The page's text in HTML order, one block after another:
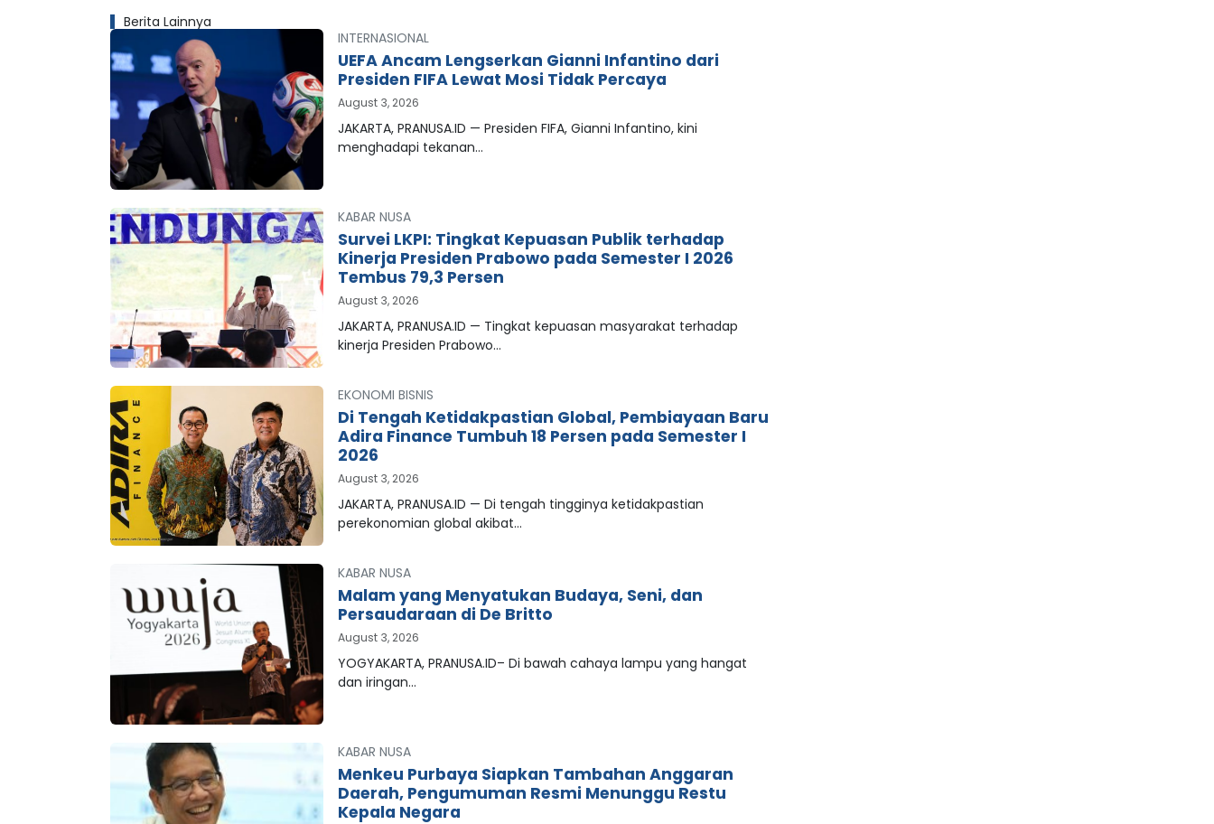
Berita Lainnya
INTERNASIONAL
UEFA Ancam Lengserkan Gianni Infantino dari
Presiden FIFA Lewat Mosi Tidak Percaya
August 3, 2026
JAKARTA, PRANUSA.ID — Presiden FIFA, Gianni Infantino, kini
menghadapi tekanan…
KABAR NUSA
Survei LKPI: Tingkat Kepuasan Publik terhadap
Kinerja Presiden Prabowo pada Semester I 2026
Tembus 79,3 Persen
August 3, 2026
JAKARTA, PRANUSA.ID — Tingkat kepuasan masyarakat terhadap
kinerja Presiden Prabowo…
EKONOMI BISNIS
Di Tengah Ketidakpastian Global, Pembiayaan Baru
Adira Finance Tumbuh 18 Persen pada Semester I
2026
August 3, 2026
JAKARTA, PRANUSA.ID — Di tengah tingginya ketidakpastian
perekonomian global akibat…
KABAR NUSA
Malam yang Menyatukan Budaya, Seni, dan
Persaudaraan di De Britto
August 3, 2026
YOGYAKARTA, PRANUSA.ID– Di bawah cahaya lampu yang hangat
dan iringan…
KABAR NUSA
Menkeu Purbaya Siapkan Tambahan Anggaran
Daerah, Pengumuman Resmi Menunggu Restu
Kepala Negara